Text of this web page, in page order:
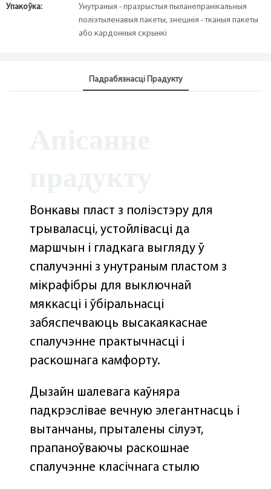
Упакоўка:
Унутраныя - празрыстыя пыланепранікальныя
поліэтыленавыя пакеты, знешнія - тканыя пакеты
або кардонныя скрынкі
Падрабязнасці Прадукту
Вонкавы пласт з поліэстэру для
трываласці, устойлівасці да
маршчын і гладкага выгляду ў
спалучэнні з унутраным пластом з
мікрафібры для выключнай
мяккасці і ўбіральнасці
забяспечваюць высакаякаснае
спалучэнне практычнасці і
раскошнага камфорту.
Дызайн шалевага каўняра
падкрэслівае вечную элегантнасць і
вытанчаны, прыталены сілуэт,
прапаноўваючы раскошнае
спалучэнне класічнага стылю